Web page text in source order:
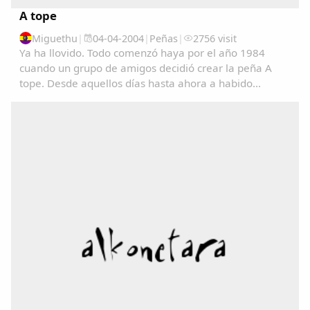
A tope
Miguethu | 04-04-2004| Peñas | 2756 visit
Ya ha llovido. Todo comenzó haya por el año 1984
cuando un grupo de amigos decidió crear la peña A
tope. Desde aquellos días hasta ahora a habido